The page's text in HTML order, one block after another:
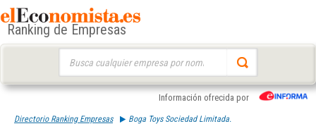
Ranking de Empresas
Información ofrecida por
Directorio Ranking Empresas Boga Toys Sociedad Limitada.